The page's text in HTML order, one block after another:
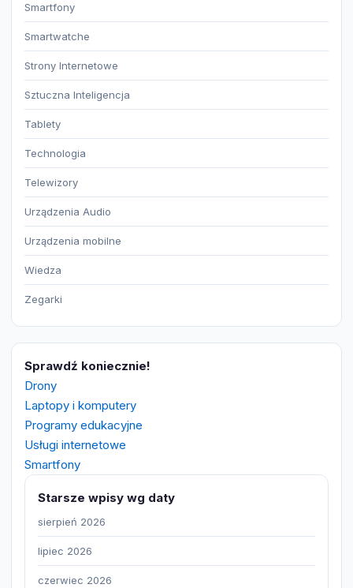
Smartfony
Smartwatche
Strony Internetowe
Sztuczna Inteligencja
Tablety
Technologia
Telewizory
Urządzenia Audio
Urządzenia mobilne
Wiedza
Zegarki
Sprawdź koniecznie!
Drony
Laptopy i komputery
Programy edukacyjne
Usługi internetowe
Smartfony
Starsze wpisy wg daty
sierpień 2026
lipiec 2026
czerwiec 2026